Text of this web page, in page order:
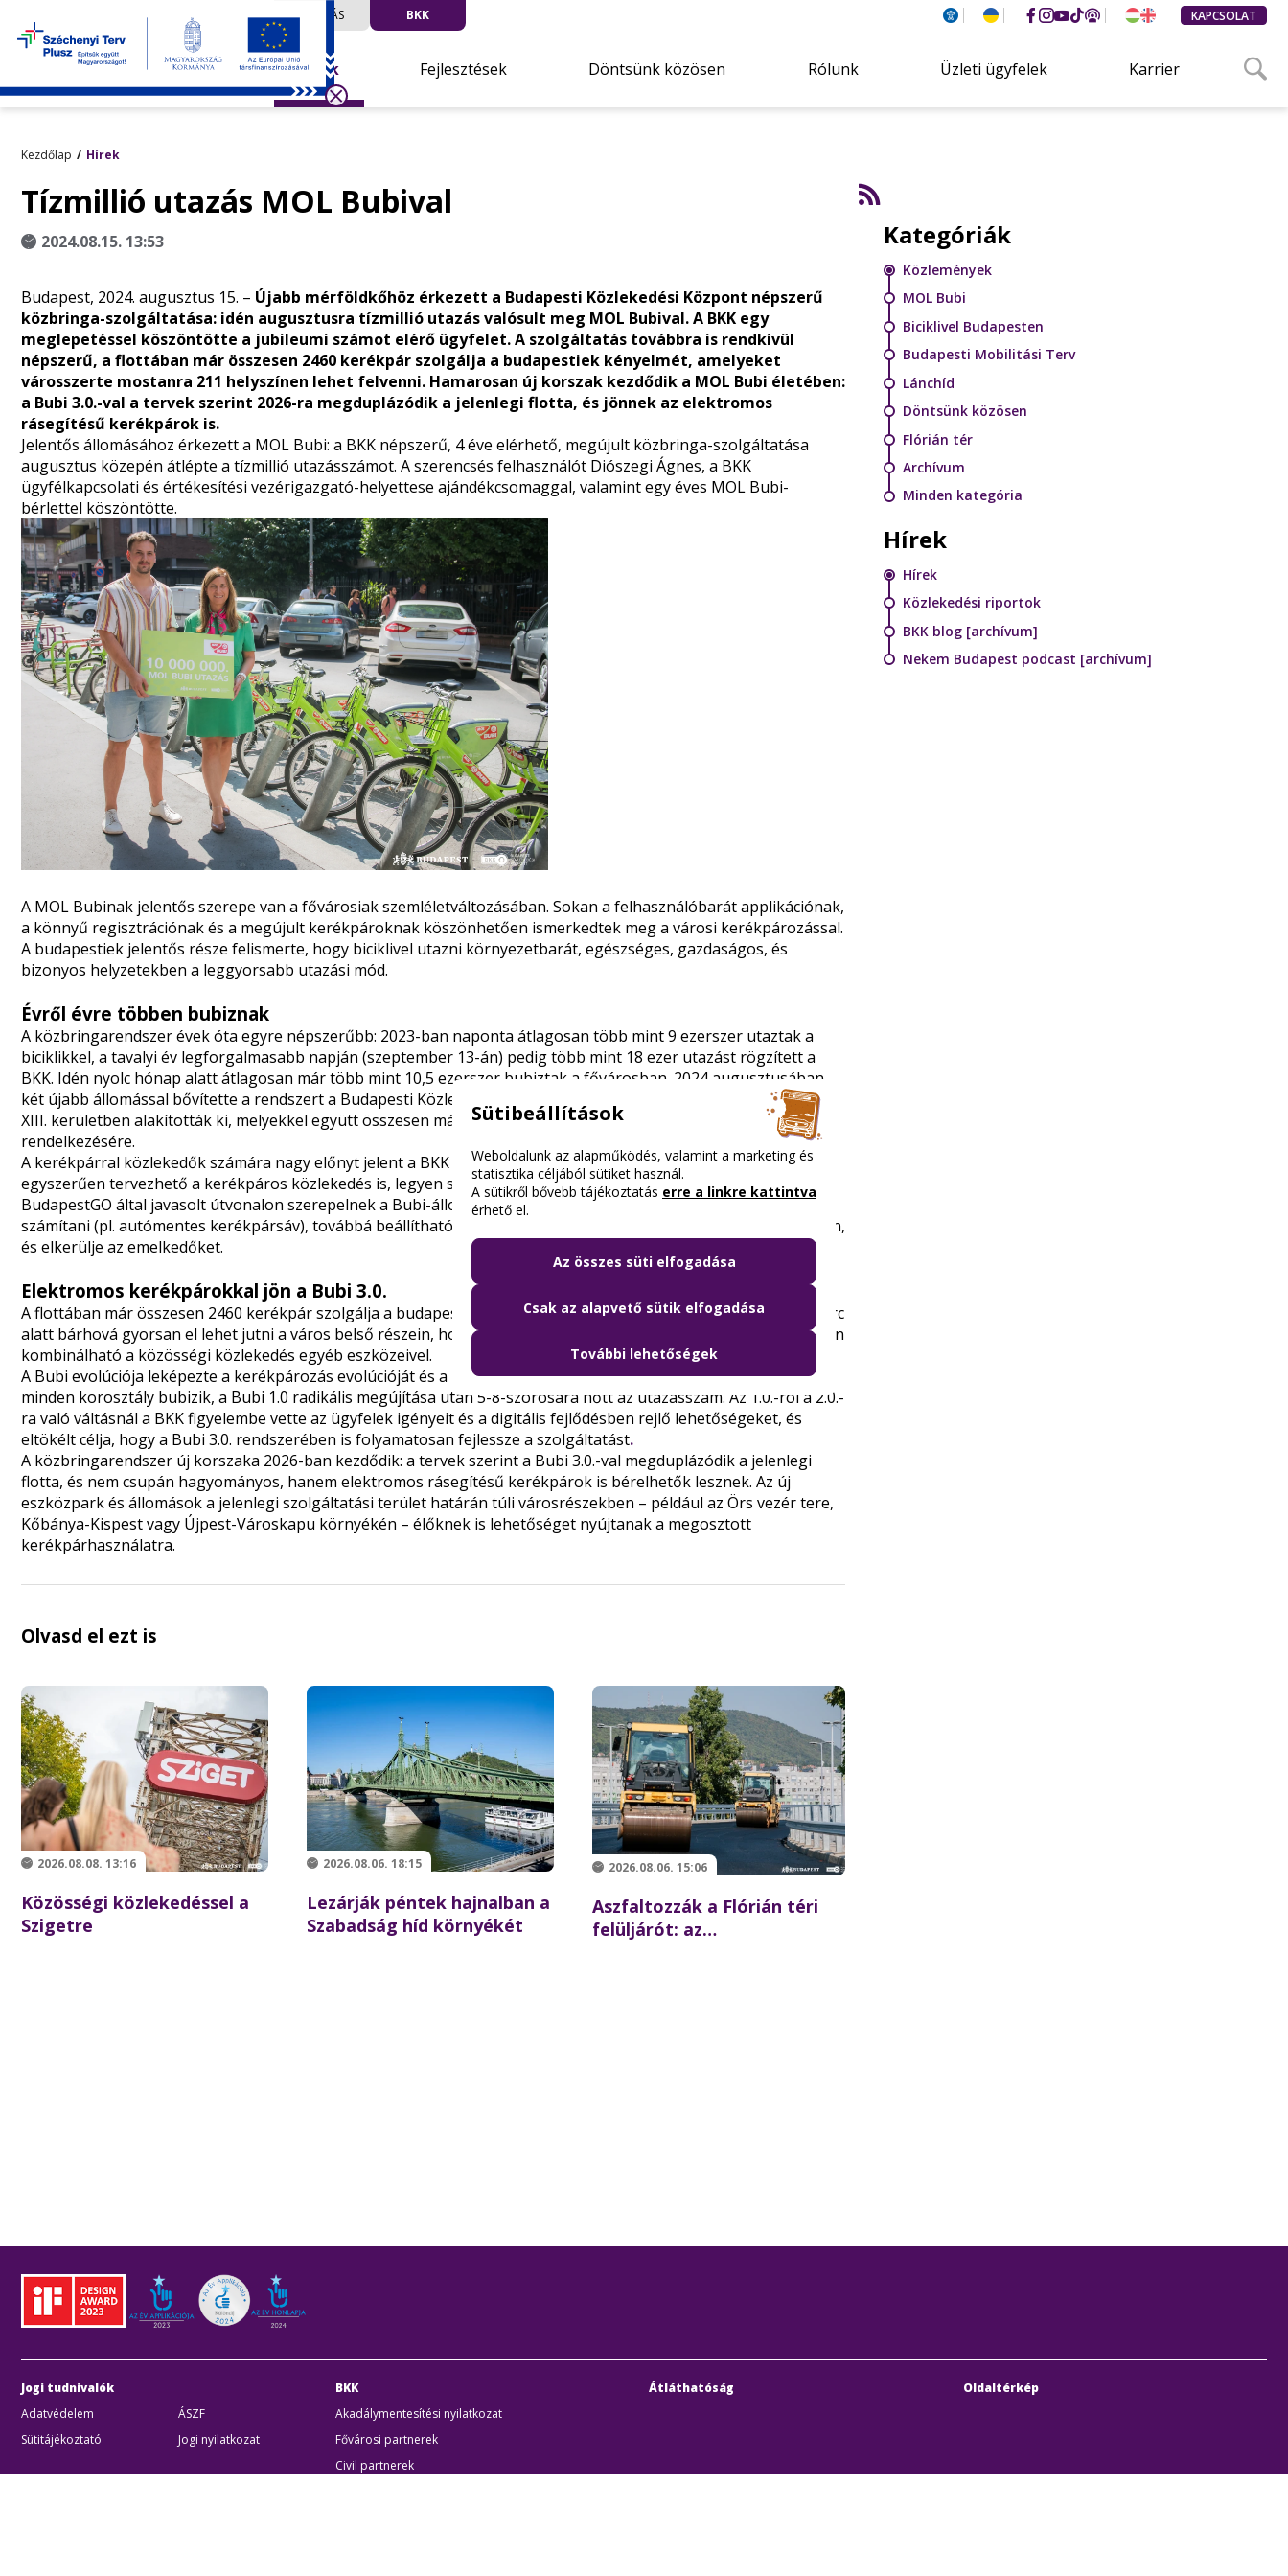
UTAZÁS BKK KAPCSOLAT
Hírek Fejlesztések Döntsünk közösen Rólunk Üzleti ügyfelek Karrier
Kezdőlap Hírek
Tízmillió utazás MOL Bubival
2024.08.15. 13:53
Budapest, 2024. augusztus 15. – Újabb mérföldkőhöz érkezett a Budapesti Közlekedési Központ népszerű
közbringa-szolgáltatása: idén augusztusra tízmillió utazás valósult meg MOL Bubival. A BKK egy
meglepetéssel köszöntötte a jubileumi számot elérő ügyfelet. A szolgáltatás továbbra is rendkívül
népszerű, a flottában már összesen 2460 kerékpár szolgálja a budapestiek kényelmét, amelyeket
városszerte mostanra 211 helyszínen lehet felvenni. Hamarosan új korszak kezdődik a MOL Bubi életében:
a Bubi 3.0.-val a tervek szerint 2026-ra megduplázódik a jelenlegi flotta, és jönnek az elektromos
rásegítésű kerékpárok is.
Jelentős állomásához érkezett a MOL Bubi: a BKK népszerű, 4 éve elérhető, megújult közbringa-szolgáltatása
augusztus közepén átlépte a tízmillió utazásszámot. A szerencsés felhasználót Diószegi Ágnes, a BKK
ügyfélkapcsolati és értékesítési vezérigazgató-helyettese ajándékcsomaggal, valamint egy éves MOL Bubi-
bérlettel köszöntötte.
A MOL Bubinak jelentős szerepe van a fővárosiak szemléletváltozásában. Sokan a felhasználóbarát applikációnak,
a könnyű regisztrációnak és a megújult kerékpároknak köszönhetően ismerkedtek meg a városi kerékpározással.
A budapestiek jelentős része felismerte, hogy biciklivel utazni környezetbarát, egészséges, gazdaságos, és
bizonyos helyzetekben a leggyorsabb utazási mód.
Évről évre többen bubiznak
A közbringarendszer évek óta egyre népszerűbb: 2023-ban naponta átlagosan több mint 9 ezerszer utaztak a
biciklikkel, a tavalyi év legforgalmasabb napján (szeptember 13-án) pedig több mint 18 ezer utazást rögzített a
BKK. Idén nyolc hónap alatt átlagosan már több mint 10,5 ezerszer bubiztak a fővárosban. 2024 augusztusában
két újabb állomással bővítette a rendszert a Budapesti Közlekedési Központ: az új kerékpárfelvevő helyszíneket a
XIII. kerületben alakították ki, melyekkel együtt összesen már 211 elérhető állomás áll a bringázni vágyók
rendelkezésére.
A kerékpárral közlekedők számára nagy előnyt jelent a BKK BudapestGO applikációja, amelyen keresztül
egyszerűen tervezhető a kerékpáros közlekedés is, legyen szó akár saját kerékpárról vagy MOL Bubiról. A
BudapestGO által javasolt útvonalon szerepelnek a Bubi-állomások, látszódik, hogy milyen forgalomra kell
számítani (pl. autómentes kerékpársáv), továbbá beállítható az is, hogy a javasolt útvonal kerékpárosbarát legyen,
és elkerülje az emelkedőket.
Elektromos kerékpárokkal jön a Bubi 3.0.
A flottában már összesen 2460 kerékpár szolgálja a budapestiek kényelmét, a kerékpárokkal legfeljebb 10-15 perc
alatt bárhová gyorsan el lehet jutni a város belső részein, hosszabb távolságokra pedig a szolgáltatás rugalmasan
kombinálható a közösségi közlekedés egyéb eszközeivel.
A Bubi evolúciója leképezte a kerékpározás evolúcióját és a kerékpárhálózat fejlesztését is Budapesten: ma már
minden korosztály bubizik, a Bubi 1.0 radikális megújítása után 5-8-szorosára nőtt az utazásszám. Az 1.0.-ról a 2.0.-
ra való váltásnál a BKK figyelembe vette az ügyfelek igényeit és a digitális fejlődésben rejlő lehetőségeket, és
eltökélt célja, hogy a Bubi 3.0. rendszerében is folyamatosan fejlessze a szolgáltatást.
A közbringarendszer új korszaka 2026-ban kezdődik: a tervek szerint a Bubi 3.0.-val megduplázódik a jelenlegi
flotta, és nem csupán hagyományos, hanem elektromos rásegítésű kerékpárok is bérelhetők lesznek. Az új
eszközpark és állomások a jelenlegi szolgáltatási terület határán túli városrészekben – például az Örs vezér tere,
Kőbánya-Kispest vagy Újpest-Városkapu környékén – élőknek is lehetőséget nyújtanak a megosztott
kerékpárhasználatra.
Olvasd el ezt is
2026.08.08. 13:16
Közösségi közlekedéssel a
Szigetre
2026.08.06. 18:15
Lezárják péntek hajnalban a
Szabadság híd környékét
2026.08.06. 15:06
Aszfaltozzák a Flórián téri
felüljárót: az
Kategóriák
Közlemények
MOL Bubi
Biciklivel Budapesten
Budapesti Mobilitási Terv
Lánchíd
Döntsünk közösen
Flórián tér
Archívum
Minden kategória
Hírek
Hírek
Közlekedési riportok
BKK blog [archívum]
Nekem Budapest podcast [archívum]
Jogi tudnivalók
Adatvédelem
ÁSZF
Sütitájékoztató
Jogi nyilatkozat
BKK
Akadálymentesítési nyilatkozat
Fővárosi partnerek
Civil partnerek
Átláthatóság Oldaltérkép
Sütibeállítások
Weboldalunk az alapműködés, valamint a marketing és
statisztika céljából sütiket használ.
A sütikről bővebb tájékoztatás erre a linkre kattintva
érhető el.
Az összes süti elfogadása
Csak az alapvető sütik elfogadása
További lehetőségek